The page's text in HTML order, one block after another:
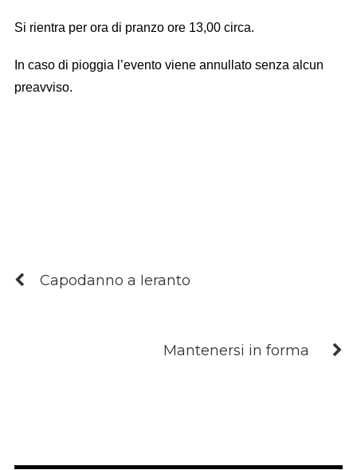
Si rientra per ora di pranzo ore 13,00 circa.
In caso di pioggia l’evento viene annullato senza alcun
preavviso.
Capodanno a Ieranto
Mantenersi in forma